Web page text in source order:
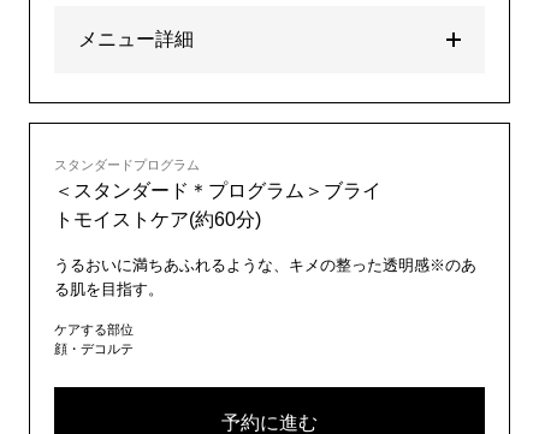
メニュー詳細
スタンダードプログラム
＜スタンダード＊プログラム＞ブライ
トモイストケア(約60分)
うるおいに満ちあふれるような、キメの整った透明感※のあ
る肌を目指す。
ケアする部位
顔・デコルテ
予約に進む